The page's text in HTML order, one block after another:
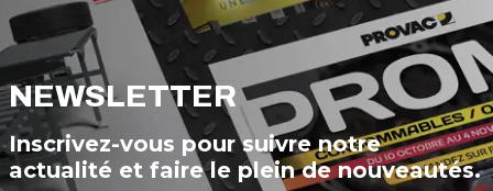
NEWSLETTER
Inscrivez-vous pour suivre notre
actualité et faire le plein de nouveautés.